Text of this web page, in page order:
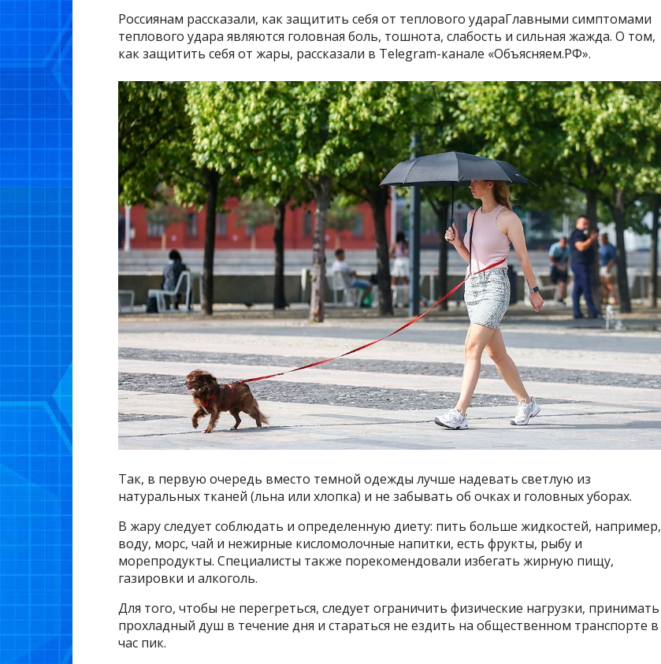
Россиянам рассказали, как защитить себя от теплового удараГлавными симптомами
теплового удара являются головная боль, тошнота, слабость и сильная жажда. О том,
как защитить себя от жары, рассказали в Telegram-канале «Объясняем.РФ».
Так, в первую очередь вместо темной одежды лучше надевать светлую из
натуральных тканей (льна или хлопка) и не забывать об очках и головных уборах.
В жару следует соблюдать и определенную диету: пить больше жидкостей, например,
воду, морс, чай и нежирные кисломолочные напитки, есть фрукты, рыбу и
морепродукты. Специалисты также порекомендовали избегать жирную пищу,
газировки и алкоголь.
Для того, чтобы не перегреться, следует ограничить физические нагрузки, принимать
прохладный душ в течение дня и стараться не ездить на общественном транспорте в
час пик.